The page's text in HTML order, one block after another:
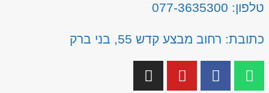
טלפון: 077-3635300
כתובת: רחוב מבצע קדש 55, בני ברק